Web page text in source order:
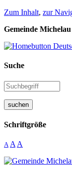
Zum Inhalt, zur
Gemeinde Michelau
Suche
suchen
Schriftgröße
A A A